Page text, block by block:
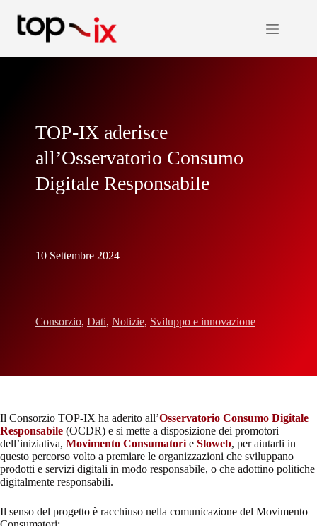
contenuto
TOP-IX aderisce
all’Osservatorio Consumo
Digitale Responsabile
10 Settembre 2024
Consorzio, Dati, Notizie, Sviluppo e innovazione
Il Consorzio TOP-IX ha aderito all’Osservatorio Consumo Digitale
Responsabile (OCDR) e si mette a disposizione dei promotori
dell’iniziativa, Movimento Consumatori e Sloweb, per aiutarli in
questo percorso volto a premiare le organizzazioni che sviluppano
prodotti e servizi digitali in modo responsabile, o che adottino politiche
digitalmente responsabili.
Il senso del progetto è racchiuso nella comunicazione del Movimento